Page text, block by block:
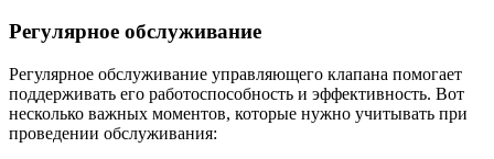
Регулярное обслуживание
Регулярное обслуживание управляющего клапана помогает
поддерживать его работоспособность и эффективность. Вот
несколько важных моментов, которые нужно учитывать при
проведении обслуживания: